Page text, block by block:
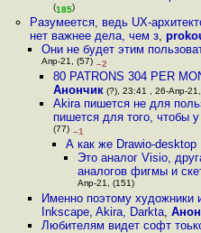
(185)
Разумеется, ведь UX-
нет важнее дела, чем з,
Они не будет этим
Апр-21, (57) –2
80 PATRONS 304 PER
Анончик (?), 23:41 , 26-Апр-
Akira пишется не для
пишется для того, чтобы
(77) –1
А как же Drawio-desktop
Это аналог Visio,
аналогов фигмы и
Апр-21, (151)
Именно поэтому художники
Inkscape, Akira, Darkta,
Любителям видет софт